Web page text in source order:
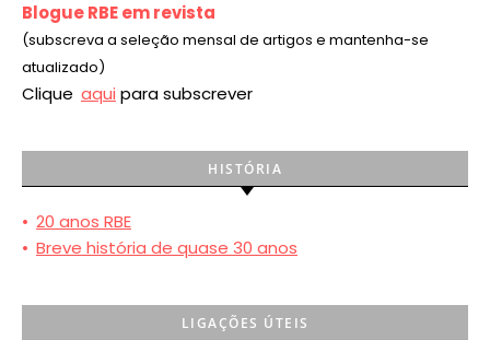
Blogue RBE em revista
(subscreva a seleção mensal de artigos e mantenha-se
atualizado)
Clique aqui para subscrever
HISTÓRIA
• 20 anos RBE
• Breve história de quase 30 anos
LIGAÇÕES ÚTEIS